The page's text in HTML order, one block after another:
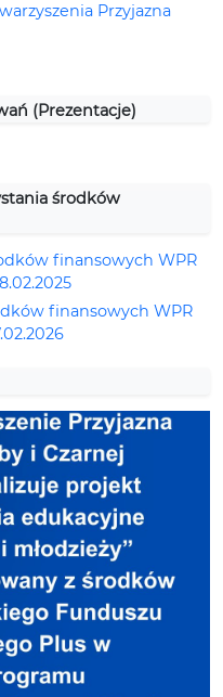
Przyjazna
(Prezentacje)
środków
finansowych WPR
finansowych WPR